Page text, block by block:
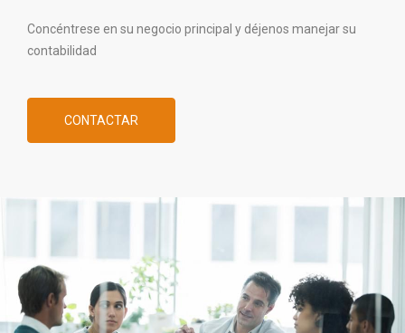
Concéntrese en su negocio principal y déjenos manejar su
contabilidad
CONTACTAR